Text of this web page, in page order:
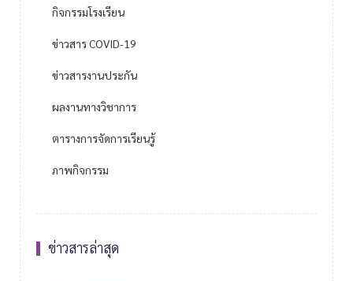
กิจกรรมโรงเรียน
ข่าวสาร COVID-19
ข่าวสารงานประกัน
ผลงานทางวิชาการ
ตารางการจัดการเรียนรู้
ภาพกิจกรรม
ข่าวสารล่าสุด